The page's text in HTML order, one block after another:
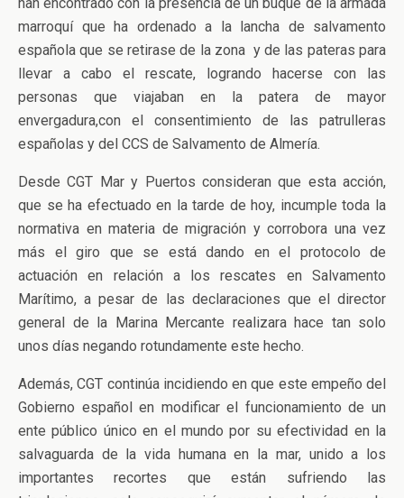
marroquí que ha ordenado a la lancha de salvamento
española que se retirase de la zona y de las pateras para
llevar a cabo el rescate, logrando hacerse con las
personas que viajaban en la patera de mayor
envergadura,con el consentimiento de las patrulleras
españolas y del CCS de Salvamento de Almería.
Desde CGT Mar y Puertos consideran que esta acción,
que se ha efectuado en la tarde de hoy, incumple toda la
normativa en materia de migración y corrobora una vez
más el giro que se está dando en el protocolo de
actuación en relación a los rescates en Salvamento
Marítimo, a pesar de las declaraciones que el director
general de la Marina Mercante realizara hace tan solo
unos días negando rotundamente este hecho.
Además, CGT continúa incidiendo en que este empeño del
Gobierno español en modificar el funcionamiento de un
ente público único en el mundo por su efectividad en la
salvaguarda de la vida humana en la mar, unido a los
importantes recortes que están sufriendo las